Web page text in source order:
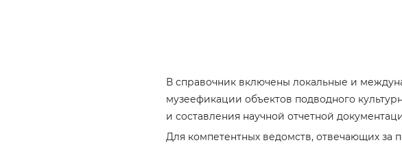
В справочник включены локальные и
музеефикации объектов подводного
и составления научной отчетной
Для компетентных ведомств, отвечающих за